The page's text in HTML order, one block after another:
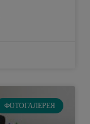
ФОТОГАЛЕРЕЯ